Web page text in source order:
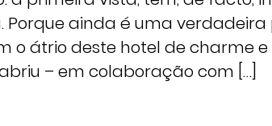
ainda é uma verdadeira
o átrio deste hotel de charme
– em colaboração com […]